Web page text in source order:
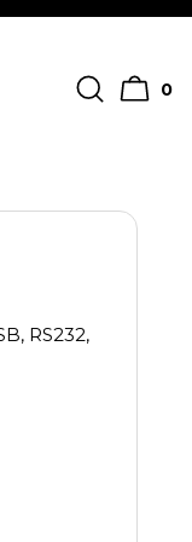
0
RS232,